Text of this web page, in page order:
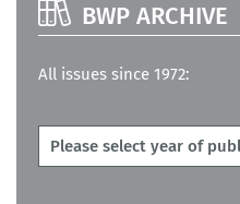
BWP ARCHIVE
All issues since 1972: